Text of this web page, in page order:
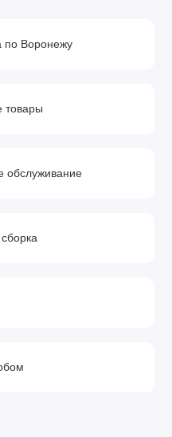
покрытие для
процесса ECE
при помощи адаптера
кресла
безопасности
по Воронежу
товары
обслуживание